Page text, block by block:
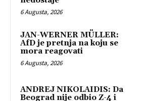
6 Augusta, 2026
JAN-WERNER MÜLLER:
AfD je pretnja na koju se
mora reagovati
6 Augusta, 2026
ANDREJ NIKOLAIDIS: Da
Beograd nije odbio Z-4 i